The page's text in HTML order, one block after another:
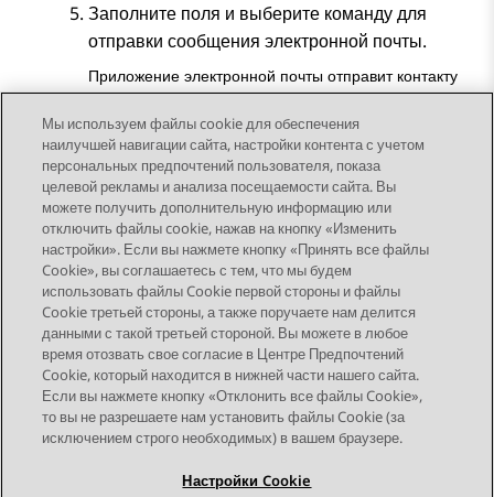
Заполните поля и выберите команду для
отправки сообщения электронной почты.
Приложение электронной почты отправит контакту
SMS-сообщение или факсимильное сообщение.
Send Feedback
Topic navigation
Предыдущая тема Следующая тема
STAY CONNECTED
Мы используем файлы cookie для обеспечения
наилучшей навигации сайта, настройки контента с учетом
персональных предпочтений пользователя, показа
целевой рекламы и анализа посещаемости сайта. Вы
можете получить дополнительную информацию или
отключить файлы cookie, нажав на кнопку «Изменить
настройки». Если вы нажмете кнопку «Принять все файлы
Cookie», вы соглашаетесь с тем, что мы будем
использовать файлы Cookie первой стороны и файлы
Cookie третьей стороны, а также поручаете нам делится
данными с такой третьей стороной. Вы можете в любое
время отозвать свое согласие в Центре Предпочтений
Cookie, который находится в нижней части нашего сайта.
Если вы нажмете кнопку «Отклонить все файлы Cookie»,
то вы не разрешаете нам установить файлы Cookie (за
исключением строго необходимых) в вашем браузере.
Настройки Cookie